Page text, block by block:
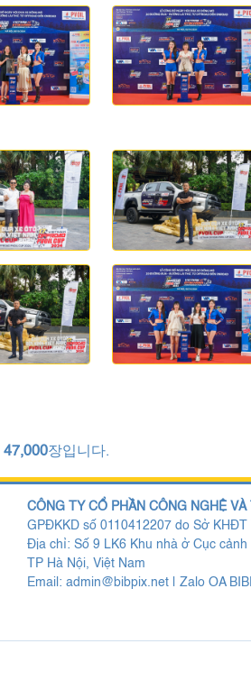
47,000장입니다.
CÔNG TY CỔ PHẦN CÔNG NGHỆ
GPĐKKD số 0110412207 do Sở
Địa chỉ: Số 9 LK6 Khu nhà ở Cục
TP Hà Nội, Việt Nam
Email: admin@bibpix.net Zalo OA